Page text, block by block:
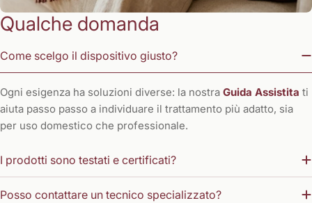
Qualche domanda
Come scelgo il dispositivo giusto?
Ogni esigenza ha soluzioni diverse: la nostra Guida Assistita ti
aiuta passo passo a individuare il trattamento più adatto, sia
per uso domestico che professionale.
I prodotti sono testati e certificati?
Posso contattare un tecnico specializzato?